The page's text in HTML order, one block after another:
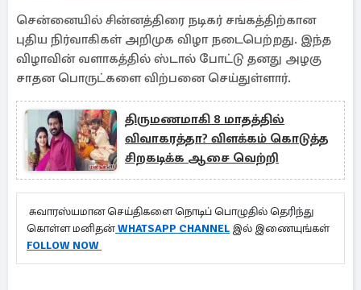
சென்னையில் சின்னத்திரை நடிகர் சங்கத்திற்கான
புதிய நிர்வாகிகள் அறிமுக விழா நடைபெற்றது. இந்த
விழாவின் வளாகத்தில் ஸ்டால் போட்டு தனது அழகு
சாதன பொருட்களை விற்பனை செய்துள்ளார்.
திருமணமாகி 8 மாதத்தில்
விவாகரத்தா? விளக்கம் கொடுத்த
சிறகடிக்க ஆசை வெற்றி
சுவாரஸ்யமான செய்திகளை நொடிப் பொழுதில் தெரிந்து
கொள்ள மனிதன்WHATSAPP CHANNEL இல் இணையுங்கள்
FOLLOW NOW